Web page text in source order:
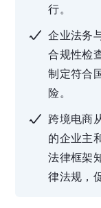
行。
企业法务
合规性检
制定符合
险。
跨境电商
的企业主
法律框架
律法规，